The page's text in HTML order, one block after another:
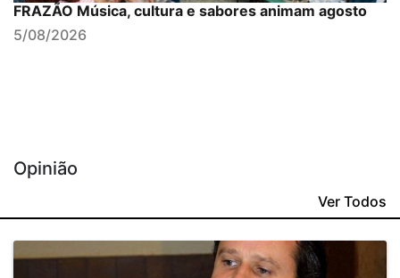
FRAZÃO Música, cultura e sabores animam agosto
5/08/2026
Opinião
Ver Todos